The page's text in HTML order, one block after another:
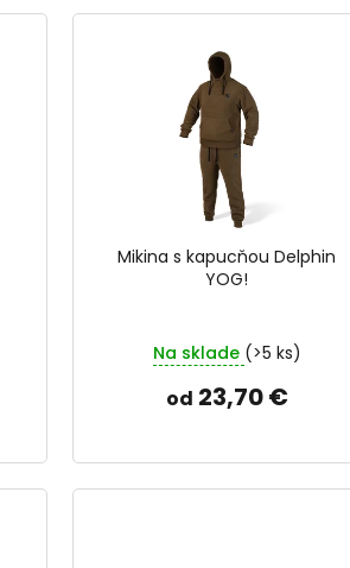
Mikina s kapucňou Delphin
YOG!
Na sklade (>5 ks)
od 23,70 €